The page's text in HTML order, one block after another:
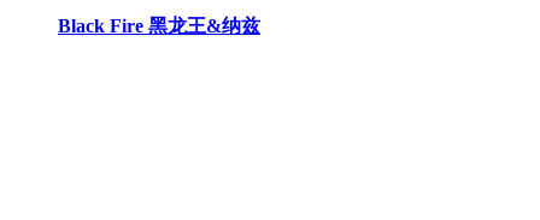
Black Fire 黑龙王&纳兹